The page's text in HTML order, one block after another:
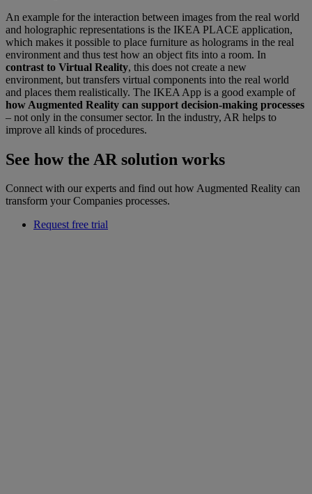
An example for the interaction between images from the real world
and holographic representations is the IKEA PLACE application,
which makes it possible to place furniture as holograms in the real
environment and thus test how an object fits into a room. In
contrast to Virtual Reality, this does not create a new
environment, but transfers virtual components into the real world
and places them realistically. The IKEA App is a good example of
how Augmented Reality can support decision-making processes
– not only in the consumer sector. In the industry, AR helps to
improve all kinds of procedures.
See how the AR solution works
Connect with our experts and find out how Augmented Reality can
transform your Companies processes.
Request free trial